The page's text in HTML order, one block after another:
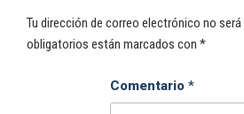
Tu dirección de correo electrónico no será
obligatorios están marcados con *
Comentario *